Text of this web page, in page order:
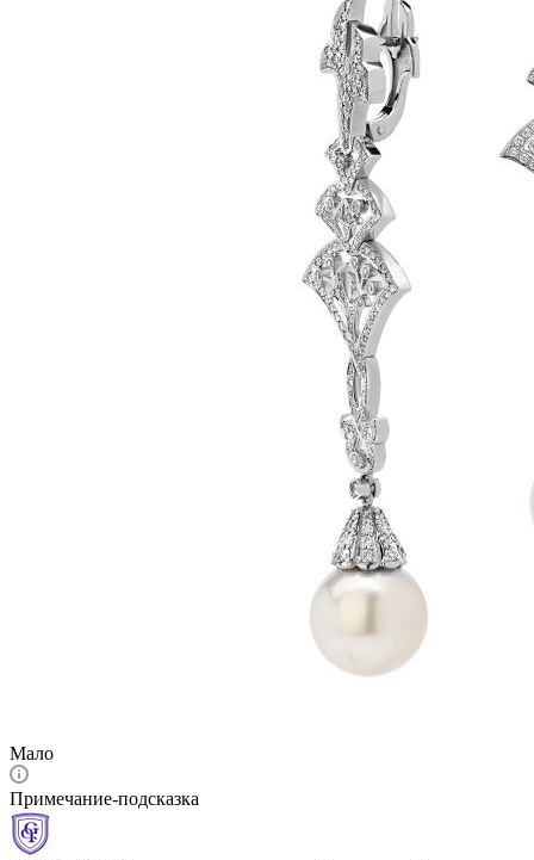
Мало
Примечание-подсказка